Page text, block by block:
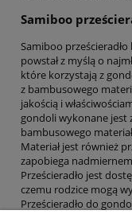
Samiboo
Samiboo
powstał z myślą o
które korzystają z
z bambusowego
jakością i
gondoli wykonane jest
bambusowego
Materiał jest również
zapobiega
Prześcieradło jest
czemu rodzice mogą
Prześcieradło do